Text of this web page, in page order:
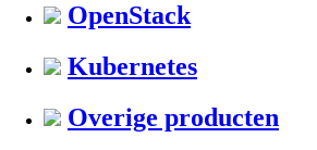
OpenStack
Kubernetes
Overige producten